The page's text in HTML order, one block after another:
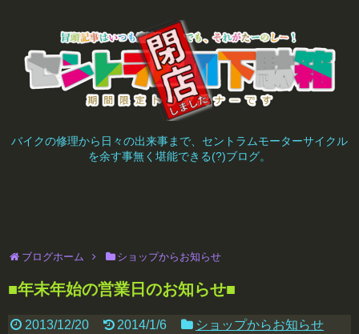
バイクの修理から日々の出来事まで、セントラムモーターサイクル
を余す事無く堪能できる(?)ブログ。
ブログホーム ショップからお知らせ
■年末年始の営業日のお知らせ■
2013/12/20 2014/1/6 ショップからお知らせ